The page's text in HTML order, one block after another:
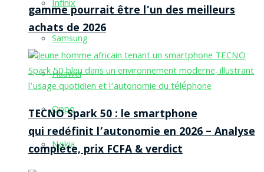
Infinix
Samsung
Huawei
Oppo
Nokia
gamme pourrait être l’un des meilleurs
achats de 2026
TECNO Spark 50 : le smartphone
qui redéfinit l’autonomie en 2026 – Analyse
complète, prix FCFA & verdict